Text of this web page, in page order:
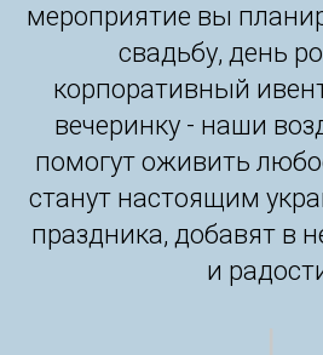
мероприятие вы
свадьбу, день
корпоративный
вечеринку - наши
помогут оживить
станут настоящим
праздника, добавят в
и